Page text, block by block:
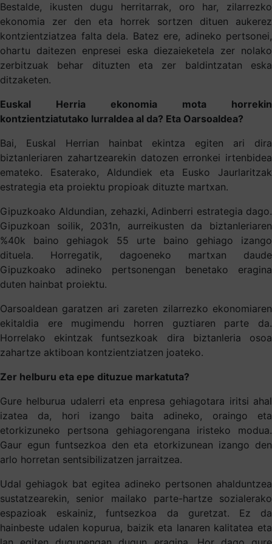
Bestalde, ikusten dugu herritarrak, oro har, zilarrezko
ekonomia zer den eta horrek sortzen dituen aukerez
kontzientziatzea falta dela. Batez ere, adineko pertsonei,
ohartu daitezen enpresei eska diezaieketela zer nolako
zerbitzuak behar dituzten eta zer baldintzatan eska
ditzaketen.
Euskal Herria ekonomia mota horrekin
kontzientziatutako lurraldea al da? Eta Oarsoaldea?
Bai, Euskal Herrian hainbat ekintza egiten ari dira
biztanleriaren zahartzearekin datozen erronkei irtenbidea
emateko. Esaterako, Aldundiek eta Eusko Jaurlaritzak
estrategia eta proiektu propioak dituzte martxan.
Gipuzkoako Aldundian, zehazki, Adinberri estrategia dago.
Gipuzkoan soilik, 2031n, aurreikusten da biztanleriaren
%40k baino gehiagok 55 urte baino gehiago izango
dituela. Horregatik, dagoeneko martxan daude
Gipuzkoako adineko pertsonengan benetako eragina
duten hainbat proiektu.
Oarsoaldean garatzen ari zareten zilarrezko ekonomiaren
ekitaldia ere mugimendu horren guztiaren parte da.
Horrelako ekintzak funtsezkoak dira biztanleria osoa
zahartze aktiboan kontzientziatzen joateko.
Zer helburu eta epe dituzue markatuta?
Gure helburua udalerri eta enpresa gehiagotara iritsi ahal
izatea da, hori izango baita adineko, oraingo eta
etorkizuneko pertsona gehiagorengana iristeko modua.
Gaur egun funtsezkoa den eta etorkizunean izango den
arlo horretan sentsibilizatzen jarraitzea.
Udal gehiagok bat egitea adineko pertsonen ahalduntzea
sustatzearekin, senior mailako parte-hartze sozialerako
espazioak eskainiz, funtsezkoa da guretzat. Ez da
hainbeste udalen kopurua, baizik eta lanaren kalitatea eta